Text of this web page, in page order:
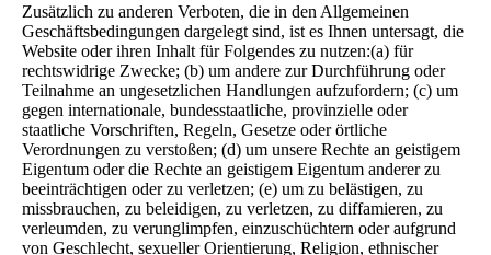
Zusätzlich zu anderen Verboten, die in den Allgemeinen
Geschäftsbedingungen dargelegt sind, ist es Ihnen untersagt, die
Website oder ihren Inhalt für Folgendes zu nutzen:(a) für
rechtswidrige Zwecke; (b) um andere zur Durchführung oder
Teilnahme an ungesetzlichen Handlungen aufzufordern; (c) um
gegen internationale, bundesstaatliche, provinzielle oder
staatliche Vorschriften, Regeln, Gesetze oder örtliche
Verordnungen zu verstoßen; (d) um unsere Rechte an geistigem
Eigentum oder die Rechte an geistigem Eigentum anderer zu
beeinträchtigen oder zu verletzen; (e) um zu belästigen, zu
missbrauchen, zu beleidigen, zu verletzen, zu diffamieren, zu
verleumden, zu verunglimpfen, einzuschüchtern oder aufgrund
von Geschlecht, sexueller Orientierung, Religion, ethnischer